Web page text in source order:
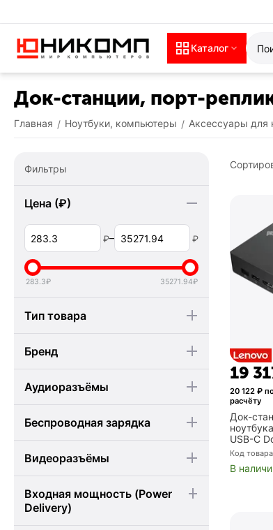
Каталог
Док-станции, порт-
Главная / Ноутбуки, компьютеры / Аксессуары для
19
20 122 ₽
расчёту
Док-
USB-C
Код
В
Фильтры
Цена (₽)
₽– ₽
283.3₽ 35271.94₽
Тип товара
Бренд
Аудиоразъёмы
Беспроводная зарядка
Видеоразъёмы
Входная мощность (Power
Delivery)